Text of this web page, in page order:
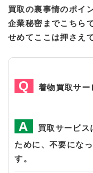
買取の裏事情のポイ
企業秘密までこちら
せめてここは押さえ
着物買取サー
買取サービス
ために、不要にな
す。